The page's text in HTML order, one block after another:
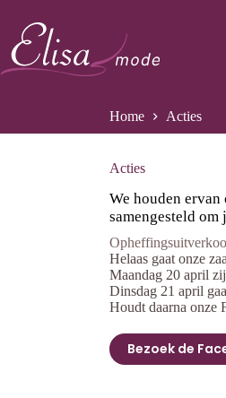
inhoud
Home Acties
Acties
We houden
samengesteld
Helaas gaat onze
Maandag 20 april
Dinsdag 21 april
Houdt daarna onze
Bezoek de